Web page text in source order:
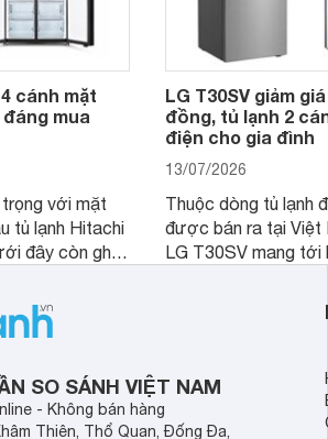
cánh mặt
mua
với mặt
tủ lạnh Hitachi
đây còn ghi
đại, đáp ứng
phẩm của gia
LG T30SV giảm
đồng, tủ lạnh 2
điện cho gia đình
13/07/2026
Thuộc dòng tủ lạnh
được bán ra tại Việt
LG T30SV mang tới
mức giá bán dễ
nhiều khách hàng
SO SÁNH VIỆT NAM
- Không bán hàng
Thiên, Thổ Quan, Đống Đa,